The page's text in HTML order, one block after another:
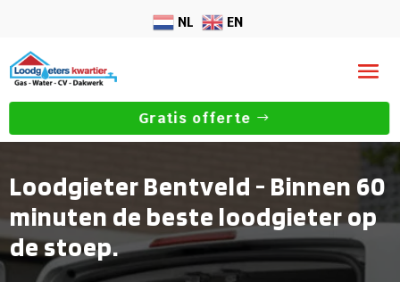
NL EN
Gratis offerte
Loodgieter Bentveld - Binnen 60
minuten de beste loodgieter op
de stoep.